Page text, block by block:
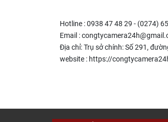
Hotline : 0938 47 48 29 - (0274)
Email :
Địa chỉ: Trụ sở chính: Số 291,
website : https://